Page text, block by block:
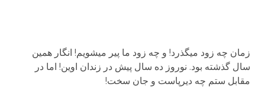
زمان چه زود می­گذرد! و چه زود ما پیر می­شویم! انگار همین
سال گذشته بود. نوروز ده سال پیش در زندان اوین! اما در
مقابل ستم چه دیرپاست و جان سخت!